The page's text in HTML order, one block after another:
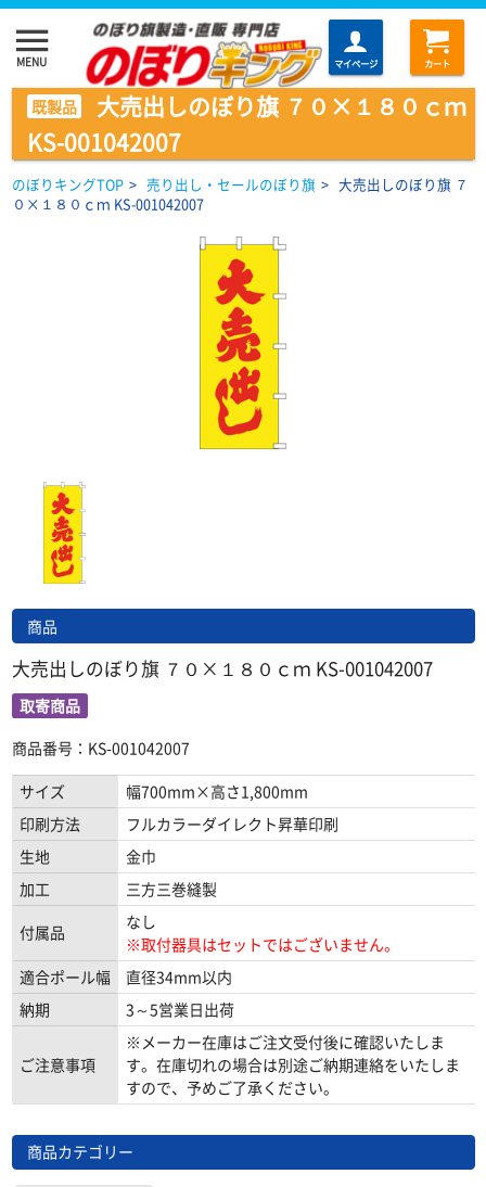
menu
MENU マイページ カート
既製品
大売出しのぼり旗 ７０×１８０ｃｍ
KS-001042007
のぼりキングTOP > 売り出し・セールのぼり旗 > 大売出しのぼり旗 ７
０×１８０ｃｍ KS-001042007
商品
大売出しのぼり旗 ７０×１８０ｃｍ KS-001042007
取寄商品
商品番号：KS-001042007
サイズ
幅700mm×高さ1,800mm
印刷方法
フルカラーダイレクト昇華印刷
生地
金巾
加工
三方三巻縫製
付属品
なし
※取付器具はセットではございません。
適合ポール幅
直径34mm以内
納期
3～5営業日出荷
ご注意事項
※メーカー在庫はご注文受付後に確認いたしま
す。在庫切れの場合は別途ご納期連絡をいたしま
すので、予めご了承ください。
商品カテゴリー